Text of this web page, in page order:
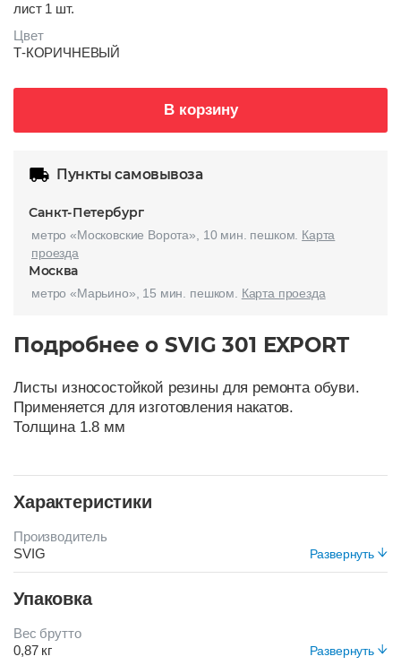
лист 1 шт.
Цвет
Т-КОРИЧНЕВЫЙ
В корзину
Пункты самовывоза
Санкт-Петербург
метро «Московские Ворота», 10 мин. пешком. Карта
проезда
Москва
метро «Марьино», 15 мин. пешком. Карта проезда
Подробнее о SVIG 301 EXPORT
Листы износостойкой резины для ремонта обуви.
Применяется для изготовления накатов.
Толщина 1.8 мм
Характеристики
Развернуть
Производитель
SVIG
Т-КОРИЧНЕВЫЙ
Упаковка
Развернуть
Вес брутто
0,87 кг